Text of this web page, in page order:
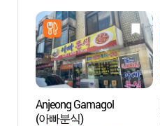
Anjeong Gamagol
(아빠분식)